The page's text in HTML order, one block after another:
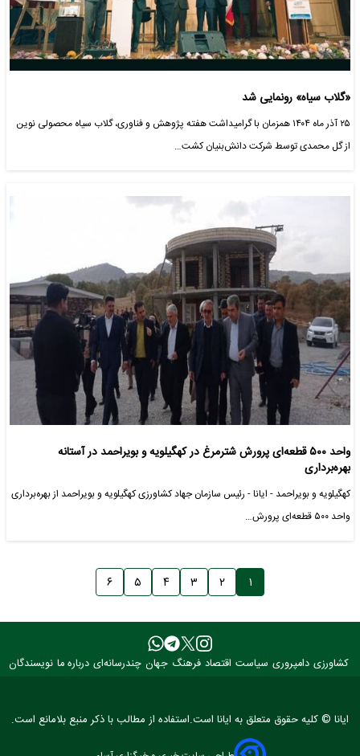
«گلاب سیاه» رونمایی شد
۲۵ آذر ماه ۱۴۰۴ همزمان با گرامیداشت هفته پژوهش و فناوری، گلاب سیاه محصولی نوین
از گل محمدی توسط شرکت دانش‌بنیان کشت…
واحد ۵۰۰ قطعه‌ای پرورش شترمرغ در کهگیلویه و بویراحمد در آستانه
بهره‌برداری
کهگیلویه و بویراحمد - ایانا - رئیس سازمان جهاد کشاورزی کهگیلویه و بویراحمد از بهره‌برداری
واحد ۵۰۰ قطعه‌ای پرورش…
۱ ۲ ۳ ۴ ۵ ۶
کشاورزی دامپروری سیاست اقتصاد فرهنگ جهان چندرسانه‌ای درباره ما نویسندگان
ایانا © کلیه حقوق متعلق به ایانا است.استفاده از مطالب با ذکر منبع بلامانع است.